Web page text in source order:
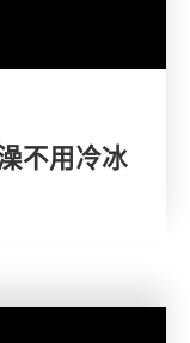
不用冷冰